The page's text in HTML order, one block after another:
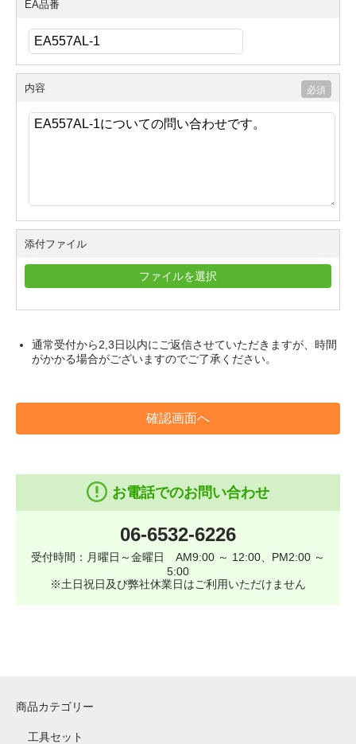
EA品番
内容
添付ファイル
ファイルを選択
通常受付から2,3日以内にご返信させていただきますが、時間
がかかる場合がございますのでご了承ください。
確認画面へ
お電話でのお問い合わせ
06-6532-6226
受付時間：月曜日～金曜日 AM9:00 ～ 12:00、PM2:00 ～
5:00
※土日祝日及び弊社休業日はご利用いただけません
商品カテゴリー
工具セット